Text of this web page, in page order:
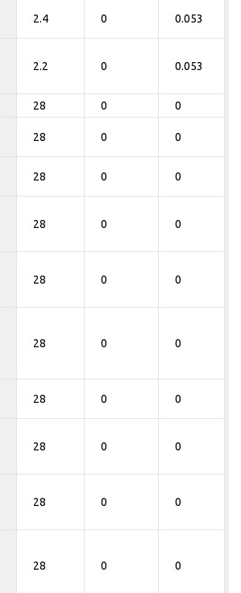
2.4 0 0.053
2.2 0 0.053
28 0 0
28 0 0
28 0 0
28 0 0
28 0 0
28 0 0
28 0 0
28 0 0
28 0 0
28 0 0